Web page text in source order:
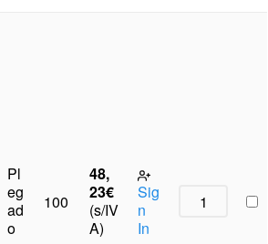
Pl
eg
ad
o
100
48,
23€
(s/IV
A)
Sig
n
In